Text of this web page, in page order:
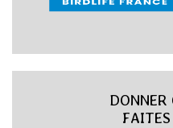
DONNER